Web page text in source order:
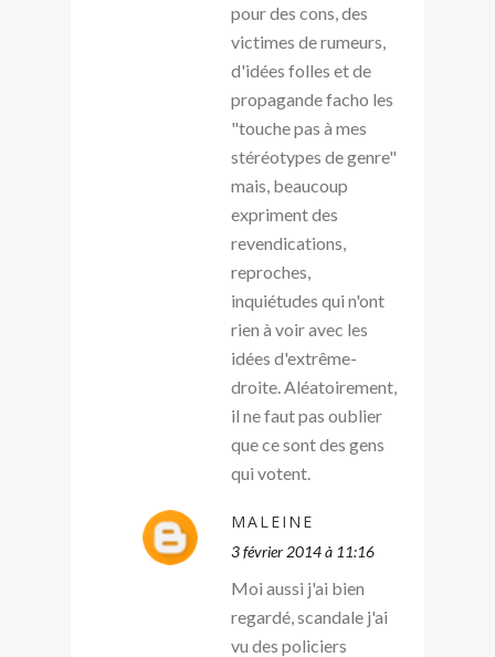
pour des cons, des
victimes de rumeurs,
d'idées folles et de
propagande facho les
"touche pas à mes
stéréotypes de genre"
mais, beaucoup
expriment des
revendications,
reproches,
inquiétudes qui n'ont
rien à voir avec les
idées d'extrême-
droite. Aléatoirement,
il ne faut pas oublier
que ce sont des gens
qui votent.
MALEINE
3 février 2014 à 11:16
Moi aussi j'ai bien
regardé, scandale j'ai
vu des policiers